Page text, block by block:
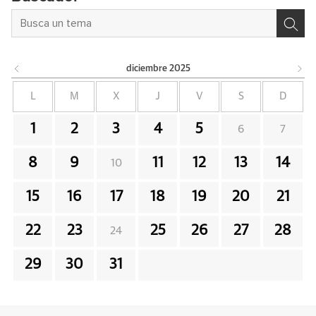
diciembre 2025
L M X J V S D
1 2 3 4 5 6 7
8 9 10 11 12 13 14
15 16 17 18 19 20 21
22 23 24 25 26 27 28
29 30 31